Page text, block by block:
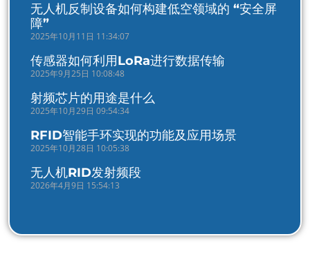
无人机反制设备如何构建低空领域的 “安全屏
障”
2025年10月11日 11:34:07
传感器如何利用LoRa进行数据传输
2025年9月25日 10:08:48
射频芯片的用途是什么
2025年10月29日 09:54:34
RFID智能手环实现的功能及应用场景
2025年10月28日 10:05:38
无人机RID发射频段
2026年4月9日 15:54:13